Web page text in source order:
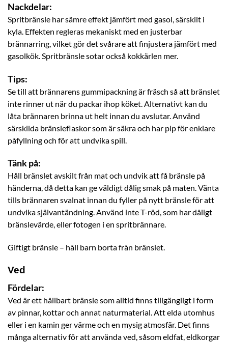
Nackdelar:
Spritbränsle har sämre effekt jämfört med gasol, särskilt i
kyla. Effekten regleras mekaniskt med en justerbar
brännarring, vilket gör det svårare att finjustera jämfört med
gasolkök. Spritbränsle sotar också kokkärlen mer.
Tips:
Se till att brännarens gummipackning är fräsch så att bränslet
inte rinner ut när du packar ihop köket. Alternativt kan du
låta brännaren brinna ut helt innan du avslutar. Använd
särskilda bränsleflaskor som är säkra och har pip för enklare
påfyllning och för att undvika spill.
Tänk på:
Håll bränslet avskilt från mat och undvik att få bränsle på
händerna, då detta kan ge väldigt dålig smak på maten. Vänta
tills brännaren svalnat innan du fyller på nytt bränsle för att
undvika självantändning. Använd inte T-röd, som har dåligt
bränslevärde, eller fotogen i en spritbrännare.
Giftigt bränsle – håll barn borta från bränslet.
Ved
Fördelar:
Ved är ett hållbart bränsle som alltid finns tillgängligt i form
av pinnar, kottar och annat naturmaterial. Att elda utomhus
eller i en kamin ger värme och en mysig atmosfär. Det finns
många alternativ för att använda ved, såsom eldfat, eldkorgar